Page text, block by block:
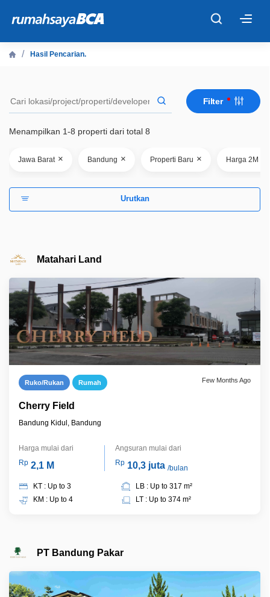
Cari Tahu
Fitur Unggulan
Hasil Pencarian.
Filter
Menampilkan 1-8 properti dari total 8
Jawa Barat × Bandung × Properti Baru × Harga 2M -
Urutkan
Matahari Land
Ruko/Rukan Rumah Few Months Ago
Cherry Field
Bandung Kidul, Bandung
Harga mulai dari
Rp 2,1 M
Angsuran mulai dari
Rp 10,3 juta /bulan
KT : Up to 3
KM : Up to 4
LB : Up to 317 m²
LT : Up to 374 m²
PT Bandung Pakar